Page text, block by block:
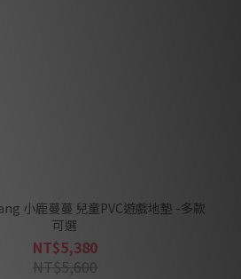
小鹿蔓蔓 兒童PVC遊戲地墊 -多款
可選
NT$5,380
NT$5,600